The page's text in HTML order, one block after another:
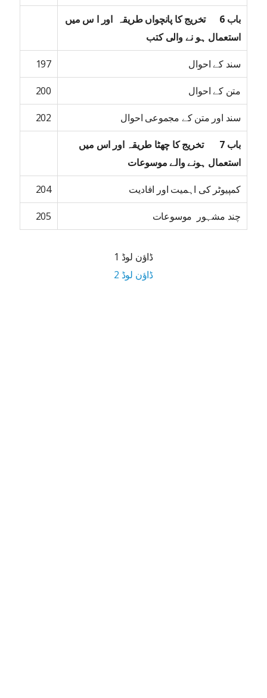
باب 6 تخریج کا پانچواں طریقہ اور ا س میں
استعمال ہو نے والی کتب
سند کے احوال 197
متن کے احوال 200
سند اور متن کے مجموعی احوال 202
باب 7 تخریج کا چھٹا طریقہ اور اس میں
استعمال ہونے والے موسوعات
کمپیوٹر کی اہمیت اور افادیت 204
چند مشہور موسوعات 205
ڈاؤن لوڈ 1
ڈاؤن لوڈ 2